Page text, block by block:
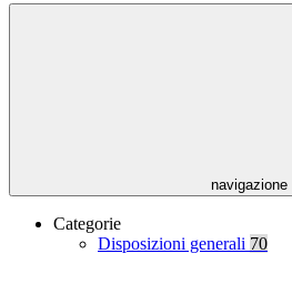
navigazione
Categorie
Disposizioni generali 70